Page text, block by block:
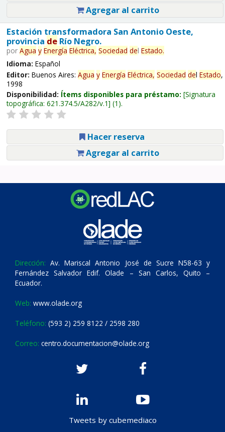
Agregar al carrito
Estación transformadora San Antonio Oeste,
provincia deRío Negro.
por Agua y Energía Eléctrica, Sociedad del Estado.
Idioma: Español
Editor: Buenos Aires: Agua y Energía Eléctrica, Sociedad del Estado,
1998
Disponibilidad: Ítems disponibles para préstamo: Signatura
topográfica: 621.374.5/A282/v.1 (1).
Hacer reserva
Agregar al carrito
Dirección: Av. Mariscal Antonio José de Sucre N58-63 y
Fernández Salvador Edif. Olade – San Carlos, Quito –
Ecuador.
Web: www.olade.org
Teléfono: (593 2) 259 8122 / 2598 280
Correo: centro.documentacion@olade.org
Tweets by cubemediaco